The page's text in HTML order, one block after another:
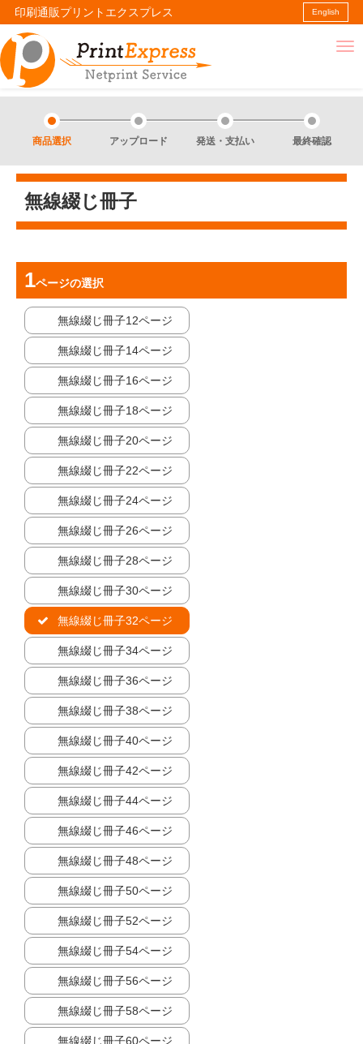
印刷通販プリントエクスプレス English
商品選択 アップロード 発送・支払い 最終確認
無線綴じ冊子
ページの選択
無線綴じ冊子12ページ
無線綴じ冊子14ページ
無線綴じ冊子16ページ
無線綴じ冊子18ページ
無線綴じ冊子20ページ
無線綴じ冊子22ページ
無線綴じ冊子24ページ
無線綴じ冊子26ページ
無線綴じ冊子28ページ
無線綴じ冊子30ページ
無線綴じ冊子32ページ
無線綴じ冊子34ページ
無線綴じ冊子36ページ
無線綴じ冊子38ページ
無線綴じ冊子40ページ
無線綴じ冊子42ページ
無線綴じ冊子44ページ
無線綴じ冊子46ページ
無線綴じ冊子48ページ
無線綴じ冊子50ページ
無線綴じ冊子52ページ
無線綴じ冊子54ページ
無線綴じ冊子56ページ
無線綴じ冊子58ページ
無線綴じ冊子60ページ